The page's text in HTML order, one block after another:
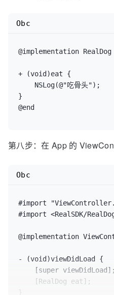
@implementation RealDog
+ (void)eat {
}
@end
Obc
第八步：在 App 的
#import
#import <RealSDK/
@implementation
- (void)viewDidLoad {
}
Obc